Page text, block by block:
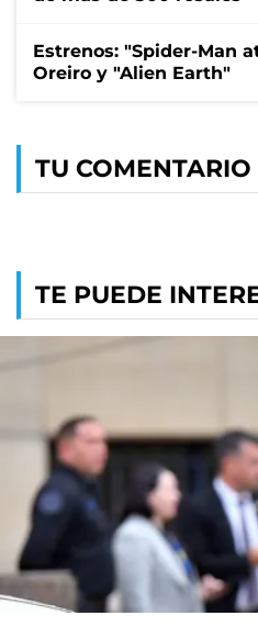
Estrenos: "Spider-Man
Oreiro y "Alien Earth"
TU COMENTARIO
TE PUEDE